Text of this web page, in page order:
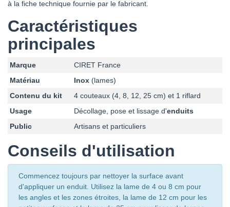
à la fiche technique fournie par le fabricant.
Caractéristiques
principales
Marque
CIRET France
Matériau
Inox (lames)
Contenu du kit
4 couteaux (4, 8, 12, 25 cm) et 1 riflard
Usage
Décollage, pose et lissage d'enduits
Public
Artisans et particuliers
Conseils d'utilisation
Commencez toujours par nettoyer la surface avant
d'appliquer un enduit. Utilisez la lame de 4 ou 8 cm pour
les angles et les zones étroites, la lame de 12 cm pour les